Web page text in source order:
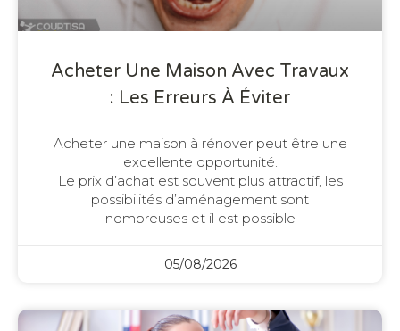
Acheter Une Maison Avec Travaux
: Les Erreurs À Éviter
Acheter une maison à rénover peut être une
excellente opportunité.
Le prix d’achat est souvent plus attractif, les
possibilités d’aménagement sont
nombreuses et il est possible
05/08/2026